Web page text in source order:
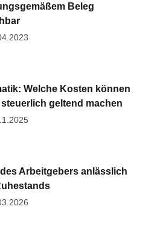
Beleg
Welche Kosten können
geltend machen
des Arbeitgebers anlässlich